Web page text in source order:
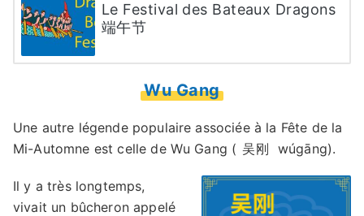
Le Festival des Bateaux Dragons
端午节
Wu Gang
Une autre légende populaire associée à la Fête de la
Mi-Automne est celle de Wu Gang ( 吴刚 wúgāng).
Il y a très longtemps,
vivait un bûcheron appelé